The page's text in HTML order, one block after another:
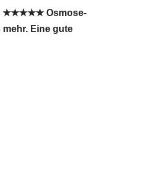
★★★★★ Osmose-
Eine gute